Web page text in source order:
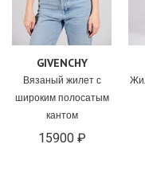
GIVENCHY
Вязаный жилет с
широким полосатым
кантом
15900 ₽